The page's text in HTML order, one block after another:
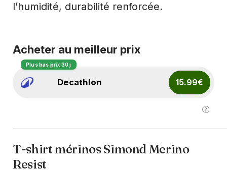
l’humidité, durabilité renforcée.
Acheter au meilleur prix
Decathlon 15.99€
Plus bas prix 30 j
T-shirt mérinos Simond Merino
Resist